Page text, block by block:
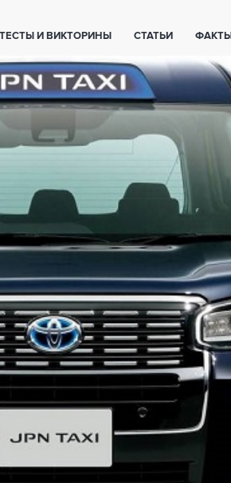
ТЕСТЫ И ВИКТОРИНЫ СТАТЬИ ФАКТЫ
ПОЛЕЗНО ЗНАТЬ ЗАКОНОДАТЕЛЬСТВО